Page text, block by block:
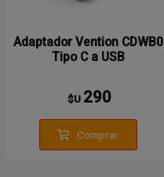
Adaptador Vention CDWB0
Tipo C a USB
$U 290
Comprar